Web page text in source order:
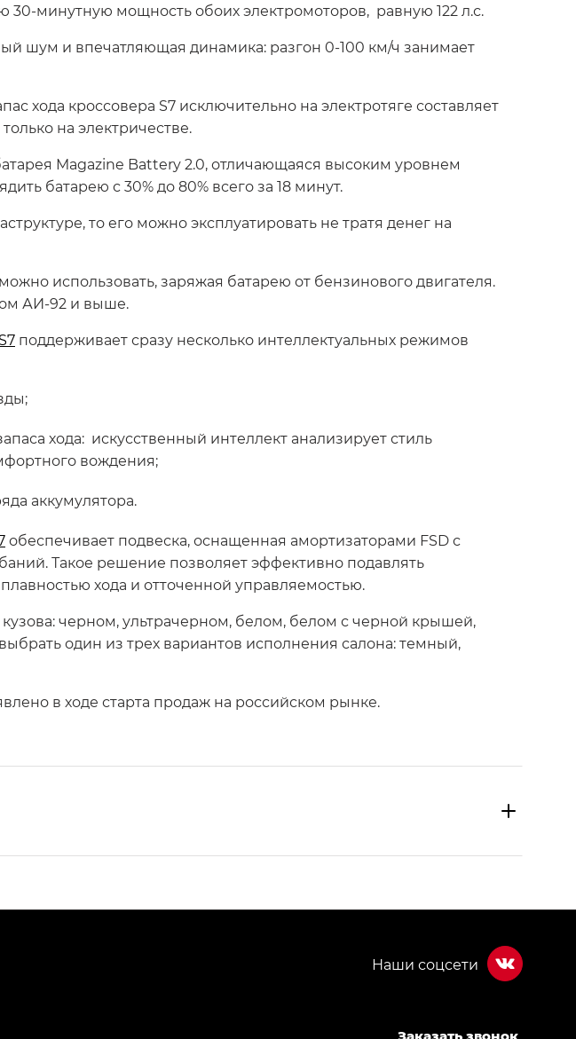
минутную мощность обоих электромоторов, равную 122 л.с.
шум и впечатляющая динамика: разгон 0-100 км/ч занимает
хода кроссовера S7 исключительно на электротяге составляет
на электричестве.
Magazine Battery 2.0, отличающаяся высоким уровнем
батарею с 30% до 80% всего за 18 минут.
то его можно эксплуатировать не тратя денег на
использовать, заряжая батарею от бензинового двигателя.
АИ-92 и выше.
поддерживает сразу несколько интеллектуальных режимов
хода: искусственный интеллект анализирует стиль
вождения;
аккумулятора.
обеспечивает подвеска, оснащенная амортизаторами FSD с
Такое решение позволяет эффективно подавлять
хода и отточенной управляемостью.
черном, ультрачерном, белом, белом с черной крышей,
один из трех вариантов исполнения салона: темный,
в ходе старта продаж на российском рынке.
— EX PREMIUM